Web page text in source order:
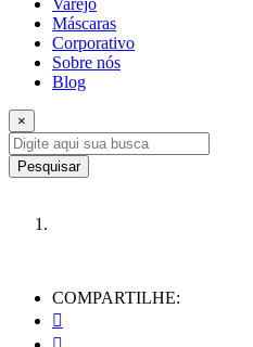
Varejo
Máscaras
Corporativo
Sobre nós
Blog
×
Pesquisar
COMPARTILHE: